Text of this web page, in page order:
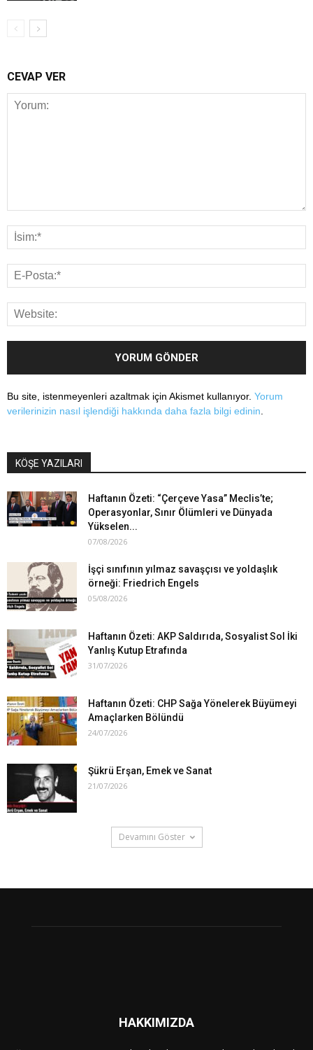
CEVAP VER
Bu site, istenmeyenleri azaltmak için Akismet kullanıyor. Yorum
verilerinizin nasıl işlendiği hakkında daha fazla bilgi edinin
KÖŞE YAZILARI
Haftanın Özeti: “Çerçeve Yasa” Meclis’te;
Operasyonlar, Sınır Ölümleri ve Dünyada
Yükselen...
07/08/2026
İşçi sınıfının yılmaz savaşçısı ve yoldaşlık
örneği: Friedrich Engels
05/08/2026
Haftanın Özeti: AKP Saldırıda, Sosyalist Sol İki
Yanlış Kutup Etrafında
31/07/2026
Haftanın Özeti: CHP Sağa Yönelerek Büyümeyi
Amaçlarken Bölündü
24/07/2026
Şükrü Erşan, Emek ve Sanat
21/07/2026
Devamını Göster
HAKKIMIZDA